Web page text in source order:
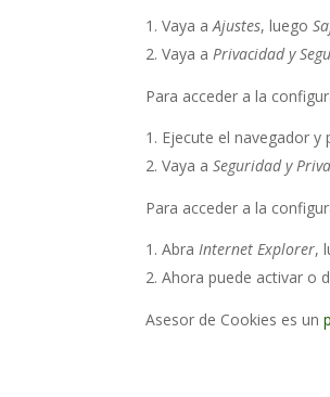
Vaya aAjustes, luego
Vaya aPrivacidad y
Para acceder a la
Ejecute el navegador y
Vaya aSeguridad y
Para acceder a la
AbraInternet Explorer,
Ahora puede activar o
Asesor de Cookies es un